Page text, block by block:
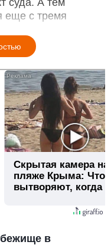
еще с тремя
Скрытая камера на
пляже Крыма: Что
вытворяют, когда
в